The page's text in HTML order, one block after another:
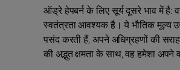
ऑड्रे हेपबर्न के लिए सूर्य दूसरे भाव में है:
स्वतंत्रता आवश्यक है। ये भौतिक मूल्य
पसंद करती हैं, अपने अधिग्रहणों की
की अद्भुत क्षमता के साथ, वह हमेशा अपने